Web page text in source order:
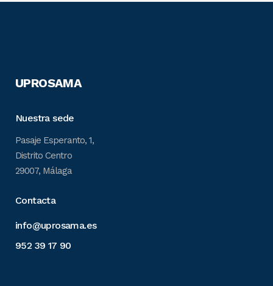
UPROSAMA
Nuestra sede
Pasaje Esperanto, 1,
Distrito Centro
29007, Málaga
Contacta
info@uprosama.es
952 39 17 90